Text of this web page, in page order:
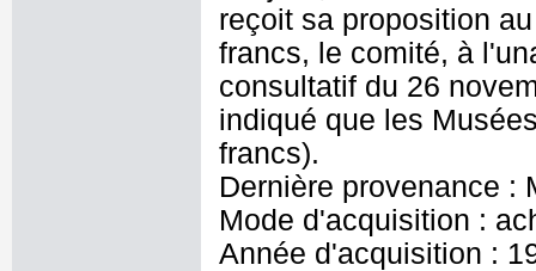
reçoit sa proposition
francs, le comité, à
consultatif du 26
indiqué que les
francs).
Dernière provenance :
Mode d'acquisition :
Année d'acquisition :